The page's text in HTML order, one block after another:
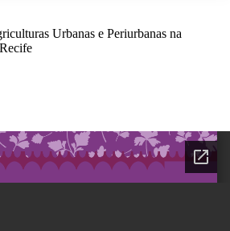
Urbanas e Periurbanas na